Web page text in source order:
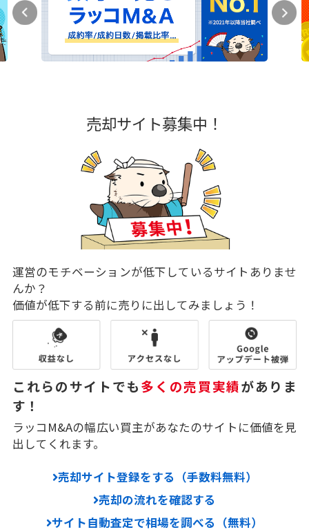
売却サイト募集中！
運営のモチベーションが低下しているサイトありませ
んか？
価値が低下する前に売りに出してみましょう！
これらのサイトでも多くの売買実績がありま
す！
ラッコM&Aの幅広い買主があなたのサイトに価値を見
出してくれます。
売却サイト登録をする（手数料無料）
売却の流れを確認する
サイト自動査定で相場を調べる（無料）